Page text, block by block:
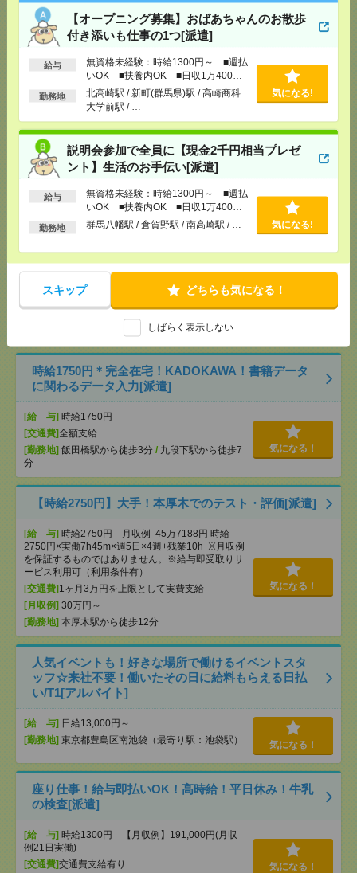
【オープニング募集】おばあちゃんのお散歩
付き添いも仕事の1つ[派遣]
給与
無資格未経験：時給1300円～ ■週払
いOK ■扶養内OK ■日収1万400円
以上
勤務地
北高崎駅 / 新町(群馬県)駅 / 高崎商科
大学前駅 / …
気になる!
説明会参加で全員に【現金2千円相当プレゼ
ント】生活のお手伝い[派遣]
給与
無資格未経験：時給1300円～ ■週払
いOK ■扶養内OK ■日収1万400円
以上
勤務地 群馬八幡駅 / 倉賀野駅 / 南高崎駅 / … 気になる!
スキップ どちらも気になる！
しばらく表示しない
[給 与]
無資格未経験：時給1300円～ ■週払い
OK ■扶養内OK ■日収1万400円以上
[交通費]交通費全額支給（ガソリン代もOK！）
[勤務地]群馬八幡駅/倉賀野駅/南高崎駅/…
【時給1500円】長期！書類仕分けやデータ入力な
[給 与]
時給1500円 月収例 210,000円
[交通費]
全額支給
[月収例]20～25万円
[勤務地]木更津駅から徒歩10分/祇園(千葉県)駅か
マイカー通勤OK！平塚！仕様書のデータ入力メイン
*＊50代活躍中[派遣]
[給 与]時給1700円＋交
時給1750円＊完全在宅！KADOKAWA！書籍データ
に関わるデータ入力[派遣]
[給 与] 時給1750円
[交通費]全額支給
[勤務地] 飯田橋駅から徒歩3分 / 九段下駅から徒歩7
分
気になる！
【時給2750円】大手！本厚木でのテスト・評価[派遣]
[給 与] 時給2750円 月収例 45万7188円 時給
2750円×実働7h45m×週5日×4週+残業10h ※月収例
を保証するものではありません。※給与即受取りサ
ービス利用可（利用条件有）
[交通費] 1ヶ月3万円を上限として実費支給
[月収例] 30万円～
[勤務地] 本厚木駅から徒歩12分
気になる！
人気イベントも！好きな場所で働けるイベントスタ
ッフ☆来社不要！働いたその日に給料もらえる日払
い/T1[アルバイト]
[給 与] 日給13,000円～
[勤務地] 東京都豊島区南池袋（最寄り駅：池袋駅） 気になる！
座り仕事！給与即払いOK！高時給！平日休み！牛乳
の検査[派遣]
[給 与] 時給1300円 【月収例】191,000円(月収
例21日実働)
[交通費]交通費支給有り
気になる！